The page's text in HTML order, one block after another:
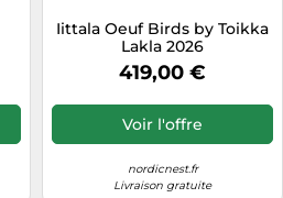
Iittala Oeuf Birds by Toikka
Lakla 2026
419,00 €
Voir l'offre
nordicnest.fr
Livraison gratuite